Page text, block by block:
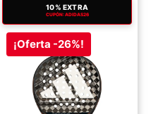
10% EXTRA
CUPÓN: ADIDAS26
¡Oferta -26%!